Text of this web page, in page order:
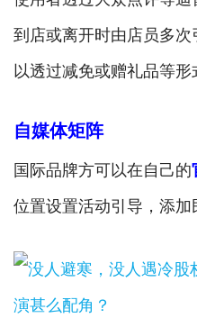
到店或离开时由店员多
以透过减免或赠礼品等形
自媒体矩阵
国际品牌方可以在自己的
位置设置活动引导，添加